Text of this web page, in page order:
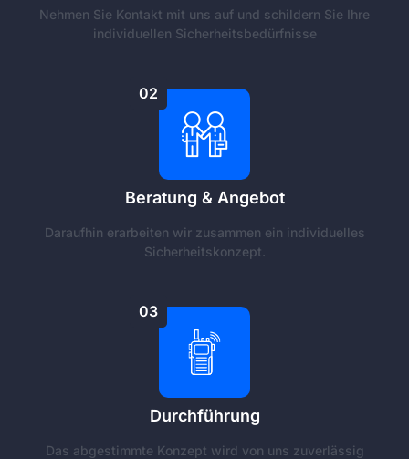
Nehmen Sie Kontakt mit uns auf und schildern Sie Ihre
individuellen Sicherheitsbedürfnisse
02
Beratung & Angebot
Daraufhin erarbeiten wir zusammen ein individuelles
Sicherheitskonzept.
03
Durchführung
Das abgestimmte Konzept wird von uns zuverlässig